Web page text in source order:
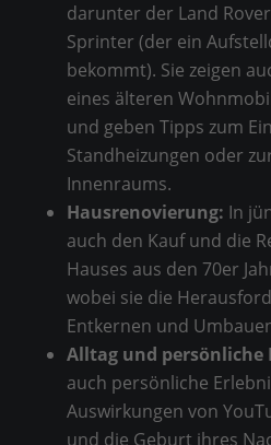
darunter der Land
Sprinter (der ein
bekommt). Sie zeigen
eines älteren
und geben Tipps zum
Standheizungen oder
Innenraums.
Hausrenovierung: In
auch den Kauf und die
Hauses aus den 70er
wobei sie die
Entkernen und
Alltag und persönliche
auch persönliche
Auswirkungen von
und die Geburt ihres